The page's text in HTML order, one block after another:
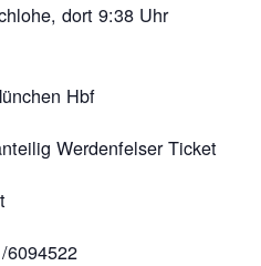
dort 9:38 Uhr
Hbf
Werdenfelser Ticket
6094522